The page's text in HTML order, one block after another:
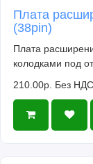
Плата
(38pin)
Плата
колодками под
210.00р. Без